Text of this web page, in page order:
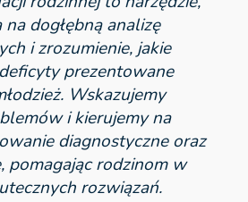
dogłębną analizę
i zrozumienie, jakie
prezentowane
Wskazujemy
i kierujemy na
diagnostyczne oraz
pomagając rodzinom w
rozwiązań.